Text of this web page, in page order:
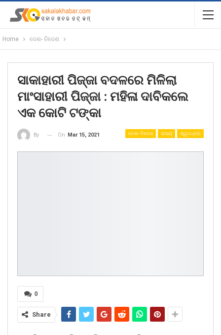
Home ଦେଶ- ବିଦେଶ
ସାକାହାରୀ ପିଜ୍ଜା ବଦଳରେ ମିଳିଲା
ମାଂସାହାରୀ ପିଜ୍ଜା : ମହିଳା ଦାବିକଲେ
ଏକ କୋଟି ଟଙ୍କା
ଦେଶ- ବିଦେଶ ରାଜ୍ୟ ସ୍ୱତନ୍ତ୍ର
By On Mar 15, 2021
0
Share